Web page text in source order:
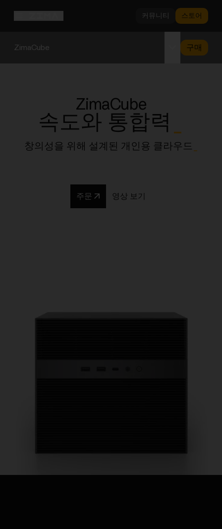
커뮤니티 스토어
ZimaCube 구매
ZimaCube
속도와 통합력
창의성을 위해 설계된 개인용 클라우드
주문 영상 보기